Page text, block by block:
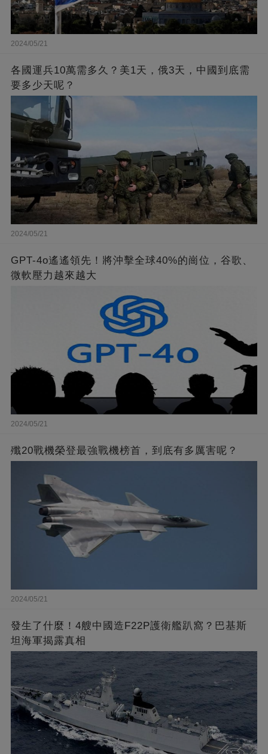
2024/05/21
各國運兵10萬需多久？美1天，俄3天，中國到底需
要多少天呢？
2024/05/21
GPT-4o遙遙領先！將沖擊全球40%的崗位，谷歌、
微軟壓力越來越大
2024/05/21
殲20戰機榮登最強戰機榜首，到底有多厲害呢？
2024/05/21
發生了什麼！4艘中國造F22P護衛艦趴窩？巴基斯
坦海軍揭露真相